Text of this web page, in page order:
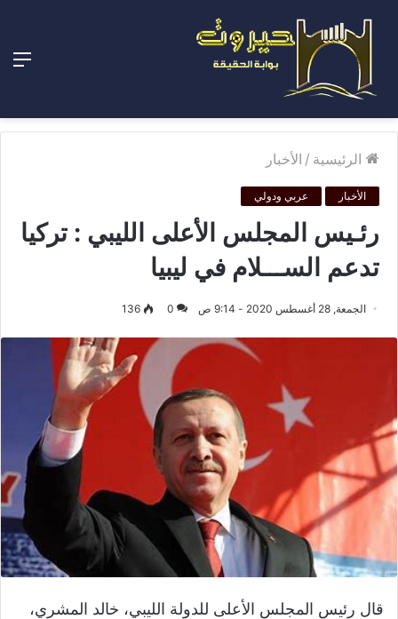
الرئيسية / الأخبار
الأخبار عربي ودولي
رئـيس المجلس الأعلى الليبي : تركيا
تدعم الســـلام في ليبيا
الجمعة, 28 أغسطس 2020 - 9:14 ص 0
136
قال رئيس المجلس الأعلى للدولة الليبي، خالد المشري،